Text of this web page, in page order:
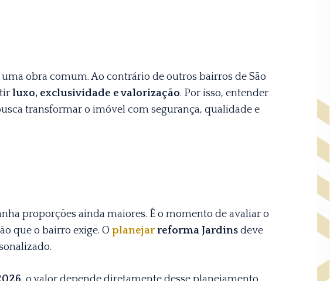
obra comum. Ao contrário de outros bairros de São
luxo, exclusividade e valorização. Por isso, entender
transformar o imóvel com segurança, qualidade e
proporções ainda maiores. É o momento de avaliar o
que o bairro exige. O planejar reforma Jardins deve